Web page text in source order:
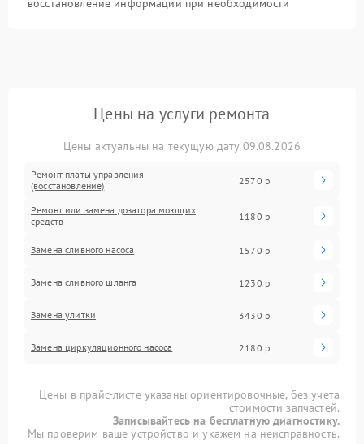
восстановление информации при необходимости
Цены на услуги ремонта
Цены актуальны на текущую дату 09.08.2026
Ремонт платы управления
(восстановление)
2570 р
Ремонт или замена дозатора моющих
средств
1180 р
Замена сливного насоса 1570 р
Замена сливного шланга 1230 р
Замена улитки 3430 р
Замена циркуляционного насоса 2180 р
Цены в прайс-листе указаны ориентировочные, без учета
стоимости запчастей.
Записывайтесь на бесплатную диагностику.
Мы проверим ваше устройство и укажем на неисправность.